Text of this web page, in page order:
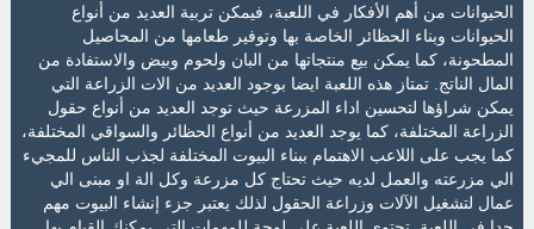
الحيوانات من أهم الأفكار في اللعبة، فيمكن تربية العديد من أنواع
الحيوانات وبناء الحظائر الخاصة بها وتوفير طعامها من المحاصيل
المطحونة، كما يمكن بيع منتجاتها من البان ولحوم وبيض والاستفادة من
المال الناتج. تمتاز هذه اللعبة ايضا بوجود العديد من الات الزراعة التي
يمكن شراؤها لتحسين اداء المزرعة حيث توجد العديد من أنواع حقول
الزراعة المختلفة، كما يوجد العديد من أنواع الحظائر والسواقي المختلفة،
كما يجب على اللاعب الاهتمام ببناء البيوت المختلفة لجذب الناس للمجيء
الي مزرعته والعمل لديه حيث تحتاج كل مزرعة وكل الة او مبنى الي
عمال لتشغيل الآلات وزراعة الحقول لذلك يعتبر جزء إنشاء البيوت مهم